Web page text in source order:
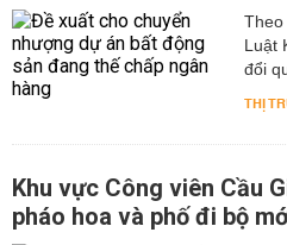
Theo
Luật
đổi
THỊ
Khu vực Công viên Cầu
pháo hoa và phố đi bộ